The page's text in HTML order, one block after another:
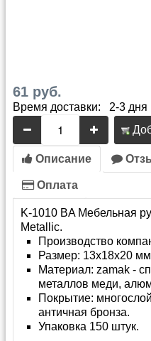
61 руб.
Время доставки: 2-3 дня
Описание
Оплата
K-1010 BA Мебельная
Metallic.
Производство
Размер: 13х18х20
Материал: zamak -
металлов меди,
Покрытие:
античная бронза.
Упаковка 150 штук.